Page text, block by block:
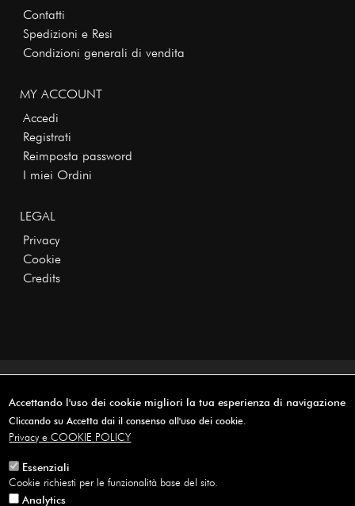
Contatti
Spedizioni e Resi
Condizioni generali di vendita
MY ACCOUNT
Accedi
Registrati
Reimposta password
I miei Ordini
LEGAL
Privacy
Cookie
Credits
Copyright © 2026 · All rights reserved
Accettando l'uso dei cookie migliori la tua esperienza di navigazione
Cliccando su Accetta dai il consenso all'uso dei cookie.
Privacy e COOKIE POLICY
Essenziali
Cookie richiesti per le funzionalità base del sito.
Analytics